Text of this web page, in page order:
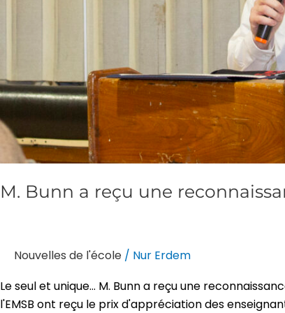
M. Bunn a reçu une
Nouvelles de l'école / Nur Erdem
Le seul et unique... M. Bunn a reçu une
l'EMSB ont reçu le prix d'appréciation des